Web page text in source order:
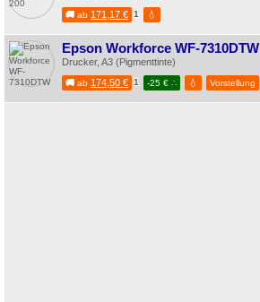
🚚 ab 171,17 € 1 💧
Epson Workforce WF-7310DTW
Drucker, A3 (Pigmenttinte)
🚚 ab 174,50 € 1 -25 € ∴ 💧 Vorstellung